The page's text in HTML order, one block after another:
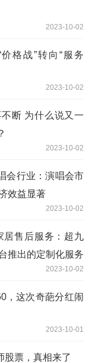
2023-10-02
格战”转向“服务
2023-10-02
断 为什么说又一
2023-10-02
会行业：演唱会市
效益显著
2023-10-02
居售后服务：超九
推出的定制化服务
2023-10-02
，这次奇葩分红闹
2023-10-01
股票，真相来了